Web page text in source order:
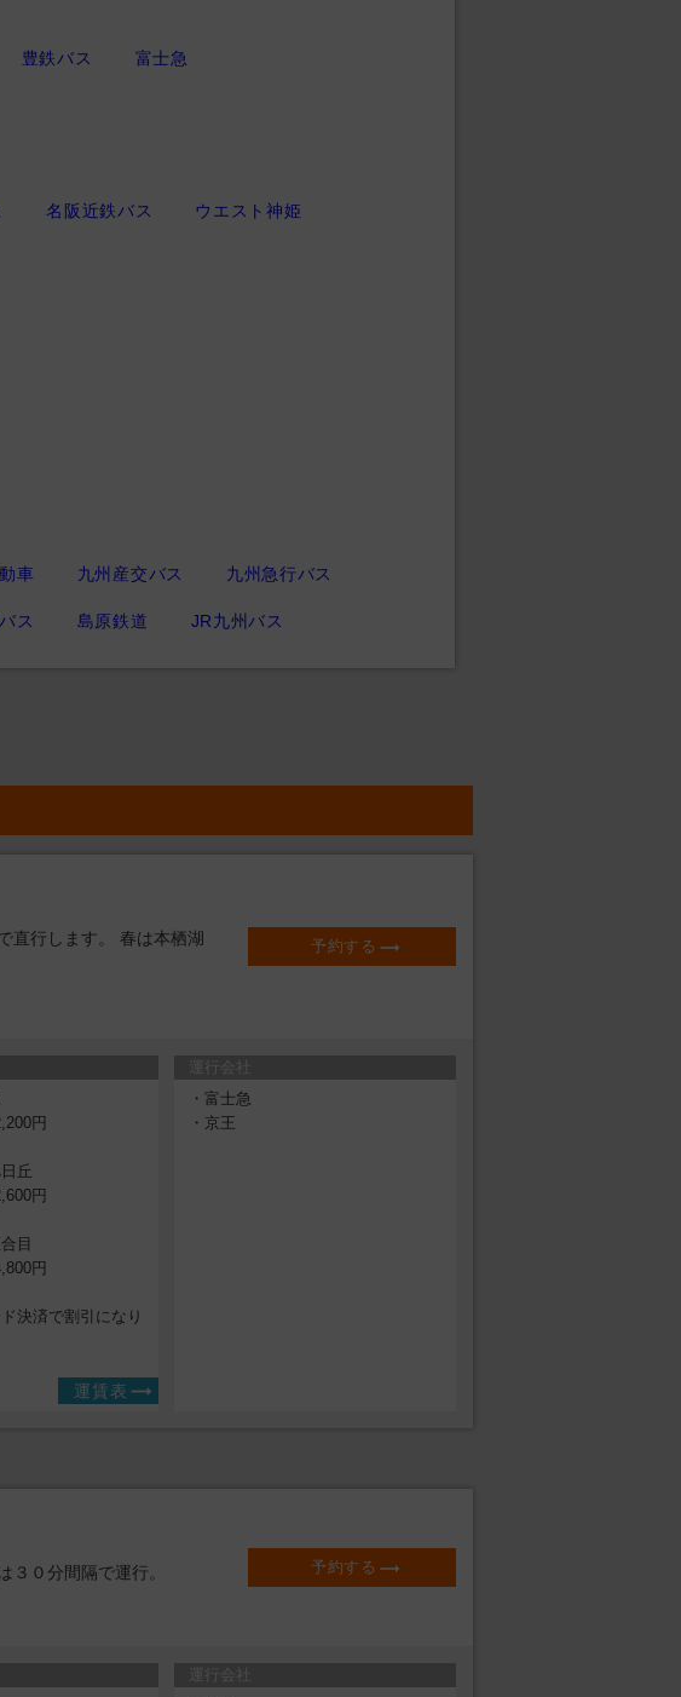
豊鉄バス 富士急
名阪近鉄バス ウエスト神姫
車 九州産交バス 九州急行バス
ス 島原鉄道 JR九州バス
直行します。 春は本栖湖
予約する
円
丘
円
目
円
決済で割引になり
運賃表
運行会社
・富士急
・京王
０分間隔で運行。 予約する
運行会社